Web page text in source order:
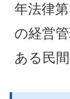
年法律
の経営
ある民